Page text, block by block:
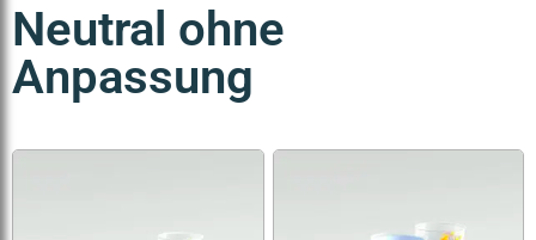
Neutral ohne
Anpassung